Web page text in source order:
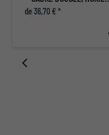
de 36,70 € *